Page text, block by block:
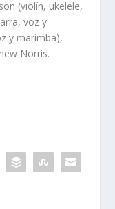
(violín, ukelele,
voz y
y marimba),
Norris.